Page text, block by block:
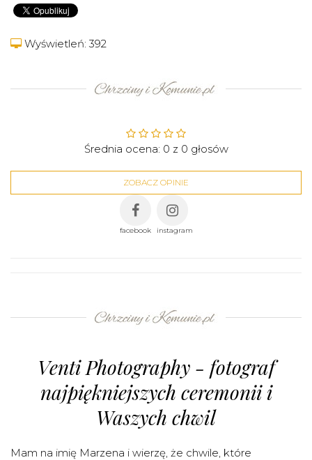
Wyświetleń: 392
Średnia ocena: 0 z 0 głosów
ZOBACZ OPINIE
facebook instagram
Venti Photography - fotograf
najpiękniejszych ceremonii i
Waszych chwil
Mam na imię Marzena i wierzę, że chwile, które